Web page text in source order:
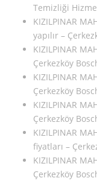
Temizliği
KIZILPINAR
yapılır –
KIZILPINAR
Çerkezköy
KIZILPINAR
Çerkezköy
KIZILPINAR
Çerkezköy
KIZILPINAR
fiyatları –
KIZILPINAR
Çerkezköy